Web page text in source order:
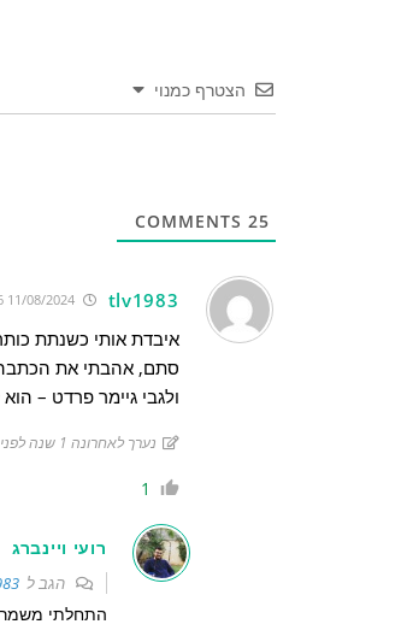
הצטרף כמנוי
25
tlv1983
11/08/2024 15:46:46
איבדת אותי כשנתת
סתם, אהבתי את
ולגבי גיימר פרדט –
נערך לאחרונה 1 שנה לפני על ידי tlv1983
1
רועי ויינברג
הגב ל
התחלתי